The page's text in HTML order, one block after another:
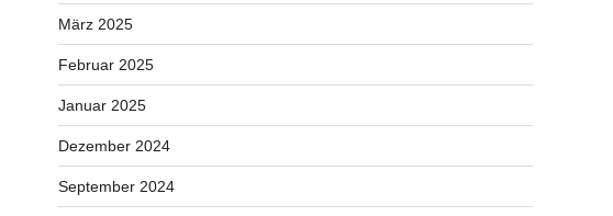
März 2025
Februar 2025
Januar 2025
Dezember 2024
September 2024